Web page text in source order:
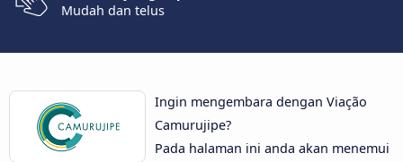
Mudah dan telus
Ingin mengembara dengan Viação
Camurujipe?
Pada halaman ini anda akan menemui